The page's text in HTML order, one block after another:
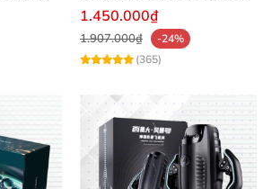
động cao cấp
1.450.000₫
1.907.000₫
-24%
(365)